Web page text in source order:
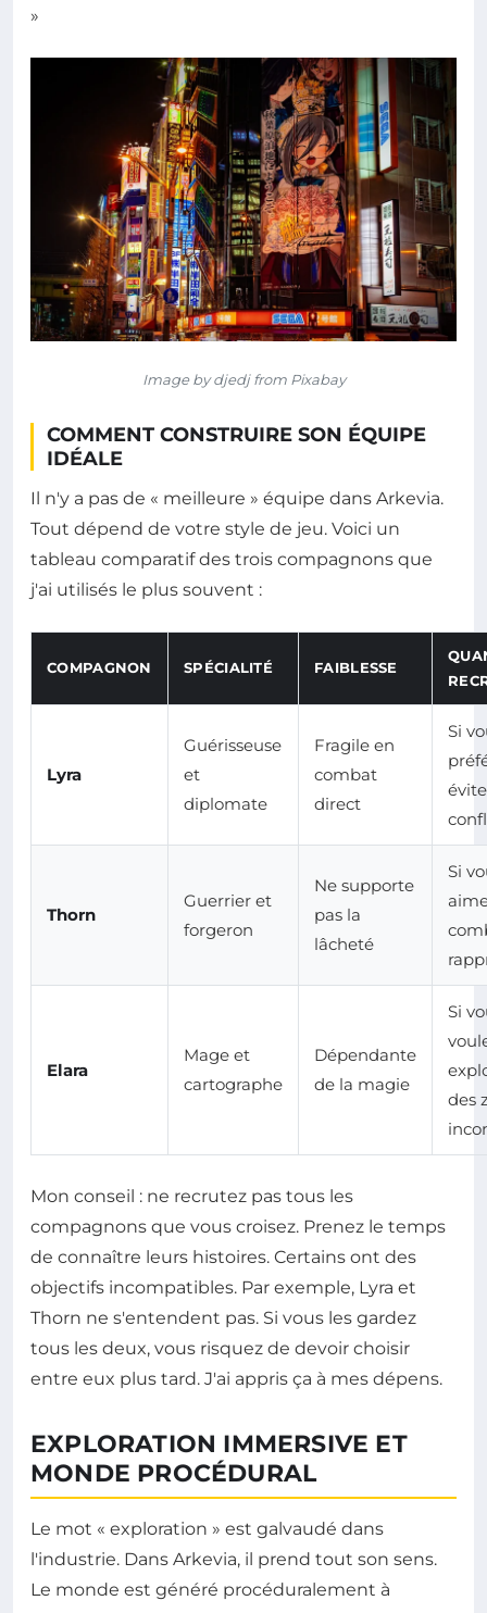
»
Image by djedj from Pixabay
COMMENT CONSTRUIRE SON ÉQUIPE
IDÉALE
Il n'y a pas de « meilleure » équipe dans Arkevia.
Tout dépend de votre style de jeu. Voici un
tableau comparatif des trois compagnons que
j'ai utilisés le plus souvent :
COMPAGNON SPÉCIALITÉ FAIBLESSE
Lyra
Guérisseuse
et
diplomate
Fragile en
combat
direct
Si
Thorn
Guerrier et
forgeron
Ne supporte
pas la
lâcheté
Si
Elara
Mage et
cartographe
Dépendante
de la magie
Si
des
Mon conseil : ne recrutez pas tous les
compagnons que vous croisez. Prenez le temps
de connaître leurs histoires. Certains ont des
objectifs incompatibles. Par exemple, Lyra et
Thorn ne s'entendent pas. Si vous les gardez
tous les deux, vous risquez de devoir choisir
entre eux plus tard. J'ai appris ça à mes dépens.
EXPLORATION IMMERSIVE ET
MONDE PROCÉDURAL
Le mot « exploration » est galvaudé dans
l'industrie. Dans Arkevia, il prend tout son sens.
Le monde est généré procéduralement à